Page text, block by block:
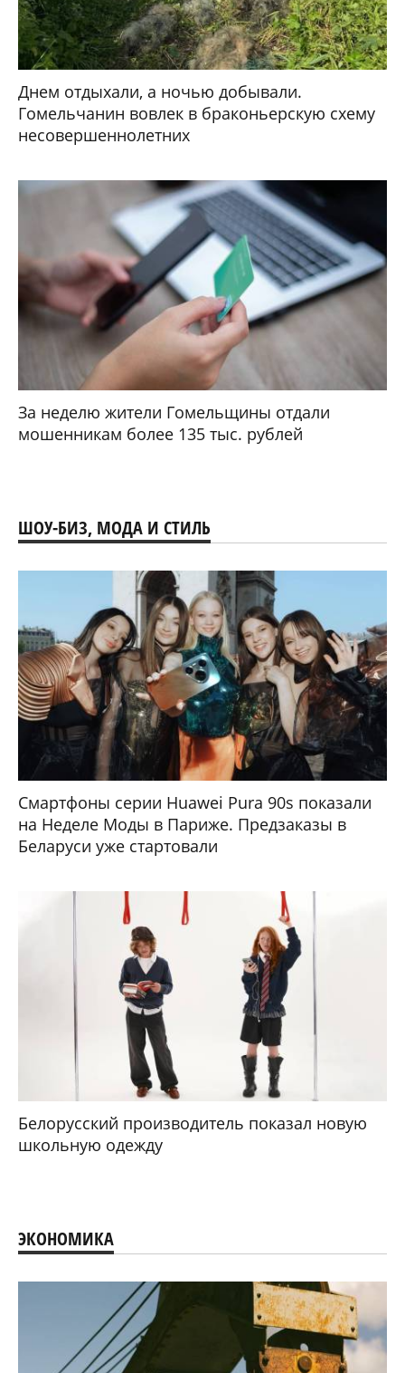
Днем отдыхали, а ночью добывали.
Гомельчанин вовлек в браконьерскую схему
несовершеннолетних
За неделю жители Гомельщины отдали
мошенникам более 135 тыс. рублей
ШОУ-БИЗ, МОДА И СТИЛЬ
Смартфоны серии Huawei Pura 90s показали
на Неделе Моды в Париже. Предзаказы в
Беларуси уже стартовали
Белорусский производитель показал новую
школьную одежду
ЭКОНОМИКА